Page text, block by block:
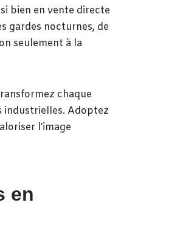
bien en vente directe
gardes nocturnes, de
seulement à la
chaque
industrielles. Adoptez
l’image
en